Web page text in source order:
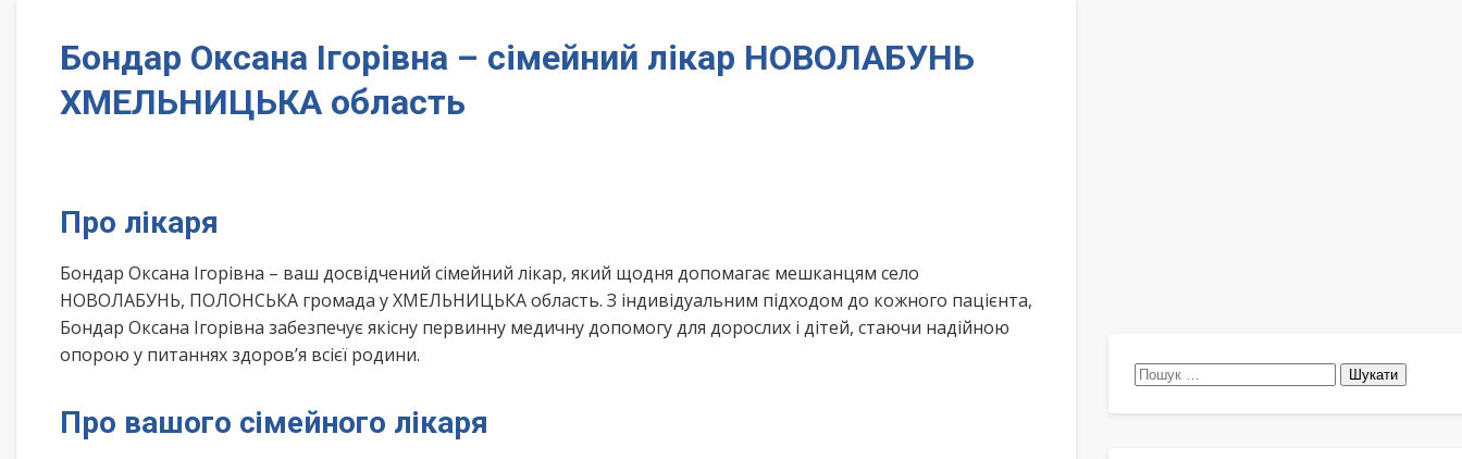
Бондар Оксана Ігорівна – сімейний лікар НОВОЛАБУНЬ
ХМЕЛЬНИЦЬКА область
Про лікаря
Бондар Оксана Ігорівна – ваш досвідчений сімейний лікар, який щодня допомагає мешканцям село
НОВОЛАБУНЬ, ПОЛОНСЬКА громада у ХМЕЛЬНИЦЬКА область. З індивідуальним підходом до кожного пацієнта,
Бондар Оксана Ігорівна забезпечує якісну первинну медичну допомогу для дорослих і дітей, стаючи надійною
опорою у питаннях здоров’я всієї родини.
Про вашого сімейного лікаря
Пошук: